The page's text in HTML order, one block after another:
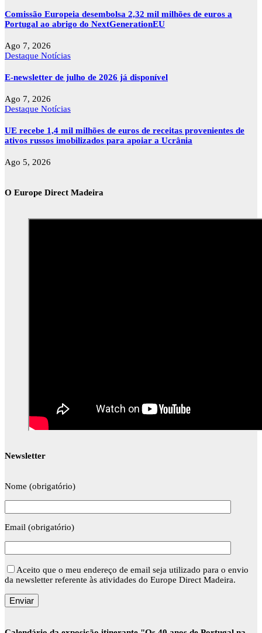
Comissão Europeia desembolsa 2,32 mil milhões de euros a
Portugal ao abrigo do NextGenerationEU
Ago 7, 2026
Destaque Notícias
E-newsletter de julho de 2026 já disponível
Ago 7, 2026
Destaque Notícias
UE recebe 1,4 mil milhões de euros de receitas provenientes de
ativos russos imobilizados para apoiar a Ucrânia
Ago 5, 2026
O Europe Direct Madeira
Newsletter
Nome (obrigatório)
Email (obrigatório)
Aceito que o meu endereço de email seja utilizado para o envio
da newsletter referente às atividades do Europe Direct Madeira.